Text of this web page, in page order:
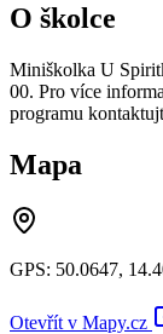
O školce
Miniškolka U
00. Pro více
programu
Mapa
GPS: 50.0647,
Otevřít v Mapy.cz